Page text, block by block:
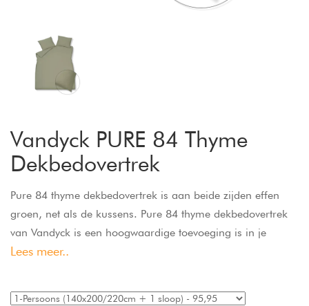
Vandyck PURE 84 Thyme
Dekbedovertrek
Pure 84 thyme dekbedovertrek is aan beide zijden effen
groen, net als de kussens. Pure 84 thyme dekbedovertrek
van Vandyck is een hoogwaardige toevoeging is in je
slaapkamer, niet alleen qua kleur, maar ook qua kwaliteit.
tan, pearl blue en rose dawn. Dit 100% katoensatijnen
Lees meer..